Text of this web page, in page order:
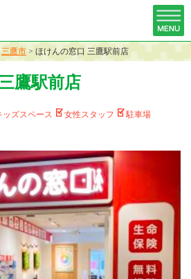
三鷹市 > ほけんの窓口 三鷹駅前店
鷹駅前店
ッズスペース 女性スタッフ
駐車場